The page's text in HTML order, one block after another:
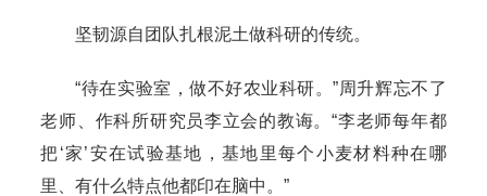
坚韧源自团队扎根泥土做科研的传统。
“待在实验室，做不好农业科研。”周升辉忘不了
老师、作科所研究员李立会的教诲。“李老师每年都
把‘家’安在试验基地，基地里每个小麦材料种在哪
里、有什么特点他都印在脑中。”